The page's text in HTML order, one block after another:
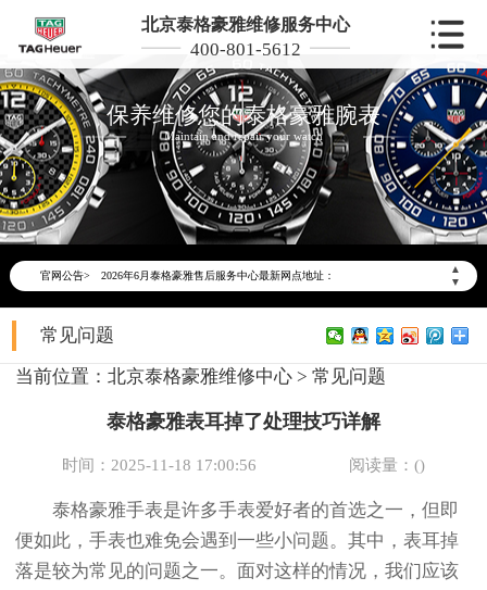
北京泰格豪雅维修服务中心
400-801-5612
保养维修您的泰格豪雅腕表
Maintain and repair your watch
官网公告>
▲
▼
2026年6月泰格豪雅北京市售后服务网络优化升级公告
2026年6月北京市泰格豪雅官方售后客户服务热线：400-801-5612
2026年6月泰格豪雅售后服务中心最新网点地址：
北京市东城区东长安街1号东方广场写字楼W3座6层602室（需提前预约）
北京市朝阳区建国门外大街甲6号华熙国际中心写字楼D座11层1102室（需提前预约）
节假日正常营业！
常见问题
当前位置： 北京泰格豪雅维修中心 > 常见问题
泰格豪雅表耳掉了处理技巧详解
时间：2025-11-18 17:00:56 阅读量：()
泰格豪雅手表是许多手表爱好者的首选之一，但即
便如此，手表也难免会遇到一些小问题。其中，表耳掉
落是较为常见的问题之一。面对这样的情况，我们应该